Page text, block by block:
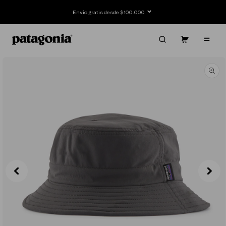
Envío gratis desde $100.000
Carrito